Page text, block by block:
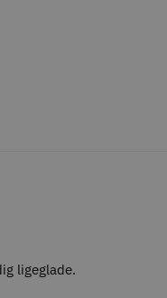
ligeglade.